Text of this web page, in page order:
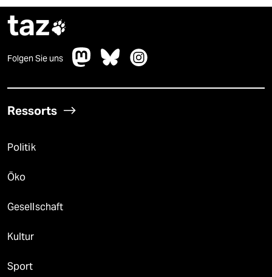
taz
Folgen Sie uns
Ressorts
Politik
Öko
Gesellschaft
Kultur
Sport